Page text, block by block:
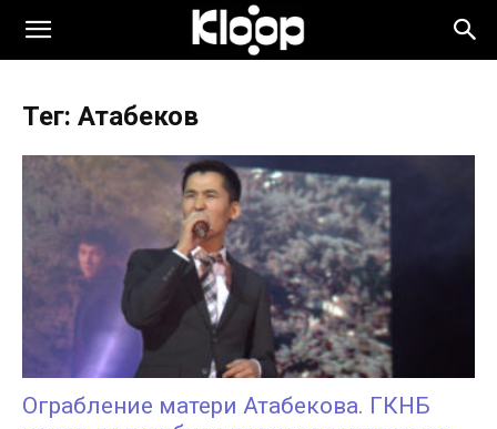
KLOOP.KG
Новости
Кыргызстана
Тег: Атабеков
Ограбление матери Атабекова. ГКНБ